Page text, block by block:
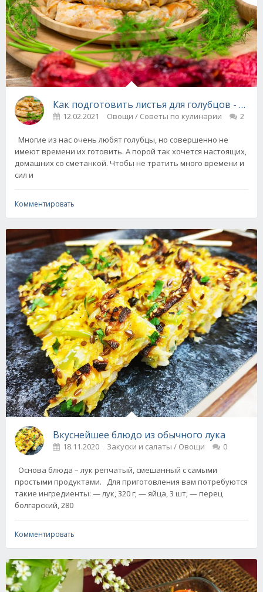
Как подготовить листья для голубцов -
12.02.2021 Овощи / Советы по кулинарии 2
Многие из нас очень любят голубцы, но совершенно не
имеют времени их готовить. А порой так хочется настоящих,
домашних со сметанкой. Чтобы не тратить много времени и
сил и
Комментировать
Вкуснейшее блюдо из обычного лука
18.11.2020 Закуски и салаты / Овощи 0
Основа блюда – лук репчатый, смешанный с самыми
простыми продуктами. Для приготовления вам потребуются
такие ингредиенты: — лук, 320 г; — яйца, 3 шт; — перец
болгарский, 280
Комментировать